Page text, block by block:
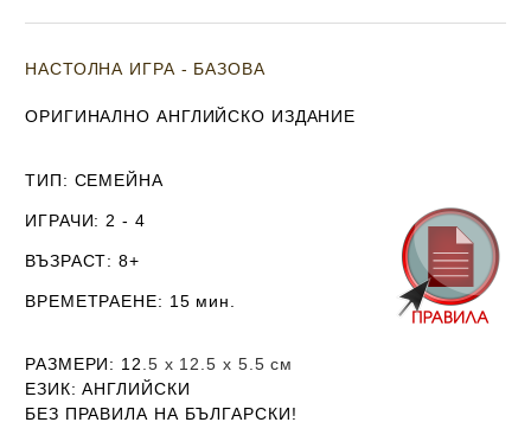
НАСТОЛНА ИГРА - БАЗОВА
ОРИГИНАЛНО АНГЛИЙСКО ИЗДАНИЕ
ТИП: СЕМЕЙНА
ИГРАЧИ: 2 - 4
ВЪЗРАСТ: 8+
ВРЕМЕТРАЕНЕ: 15 мин.
РАЗМЕРИ: 12 .5 х 12.5 х 5.5см
ЕЗИК: АНГЛИЙСКИ
БЕЗ ПРАВИЛА НА БЪЛГАРСКИ!